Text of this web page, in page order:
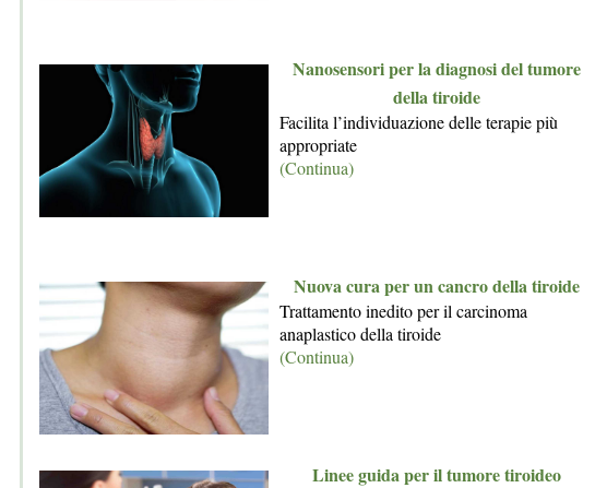
Nanosensori per la diagnosi del tumore
della tiroide
Facilita l’individuazione delle terapie più
appropriate
(Continua)
Nuova cura per un cancro della tiroide
Trattamento inedito per il carcinoma
anaplastico della tiroide
(Continua)
Linee guida per il tumore tiroideo